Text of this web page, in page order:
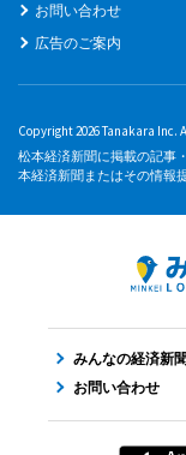
お問い合わせ
広告のご案内
Copyright 2026 Tanakara Inc.
松本経済新聞に掲載の記事
本経済新聞またはその情報
みんなの経済新
お問い合わせ